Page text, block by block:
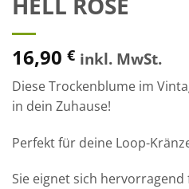
16,90 € inkl. MwSt.
Diese Trockenblume im
in dein Zuhause!
Perfekt für deine Loop-
Sie eignet sich